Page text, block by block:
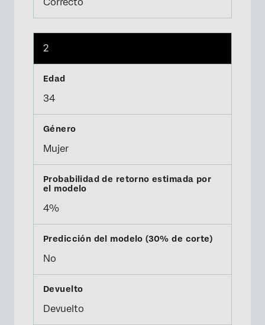
2
34
Mujer
4%
No
Devuelto